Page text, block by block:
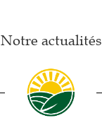
Notre actualités